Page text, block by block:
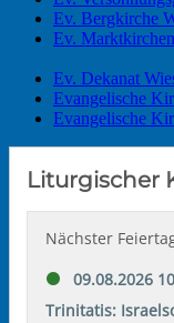
Ev. Bergkirche
Ev.
Ev. Dekanat
Evangelische
Evangelische